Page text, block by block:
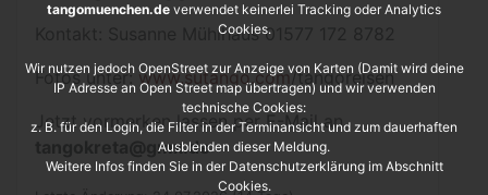
Kontakt: Susanne Mühlhaus 01577 172 8782
Fotos unter: www.sutango.com/tangoreisen
Jetzt vormerken lassen per E-Mail an
tangokreta@gmx.de
tangomuenchen.de verwendet keinerlei Tracking oder Analytics
Cookies.
Wir nutzen jedoch OpenStreet zur Anzeige von Karten (Damit wird deine
IP Adresse an Open Street map übertragen) und wir verwenden
technische Cookies:
z. B. für den Login, die Filter in der Terminansicht und zum dauerhaften
Ausblenden dieser Meldung.
Weitere Infos finden Sie in der Datenschutzerklärung im Abschnitt
Cookies.